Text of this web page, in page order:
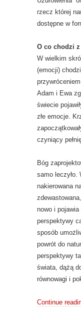
rzecz której
dostępne w
O co chodzi
W wielkim
(emocji)
Adam i Ewa
świecie
złe emocje.
czyniący
Bóg
samo leczyło.
nakierowana
nowo i
perspektywy
sposób
powrót do
perspektywy
świata, dążą
równowagi i
Continue